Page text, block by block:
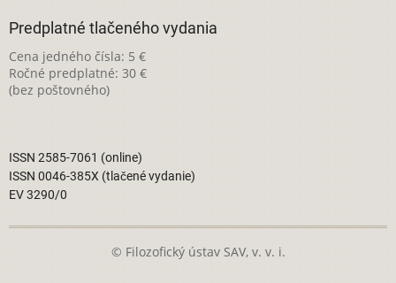
Predplatné tlačeného vydania
Cena jedného čísla: 5 €
Ročné predplatné: 30 €
(bez poštovného)
ISSN 2585-7061 (online)
ISSN 0046-385X (tlačené vydanie)
EV 3290/0
© Filozofický ústav SAV, v. v. i.